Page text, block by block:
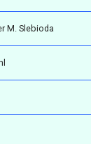
M. Slebioda